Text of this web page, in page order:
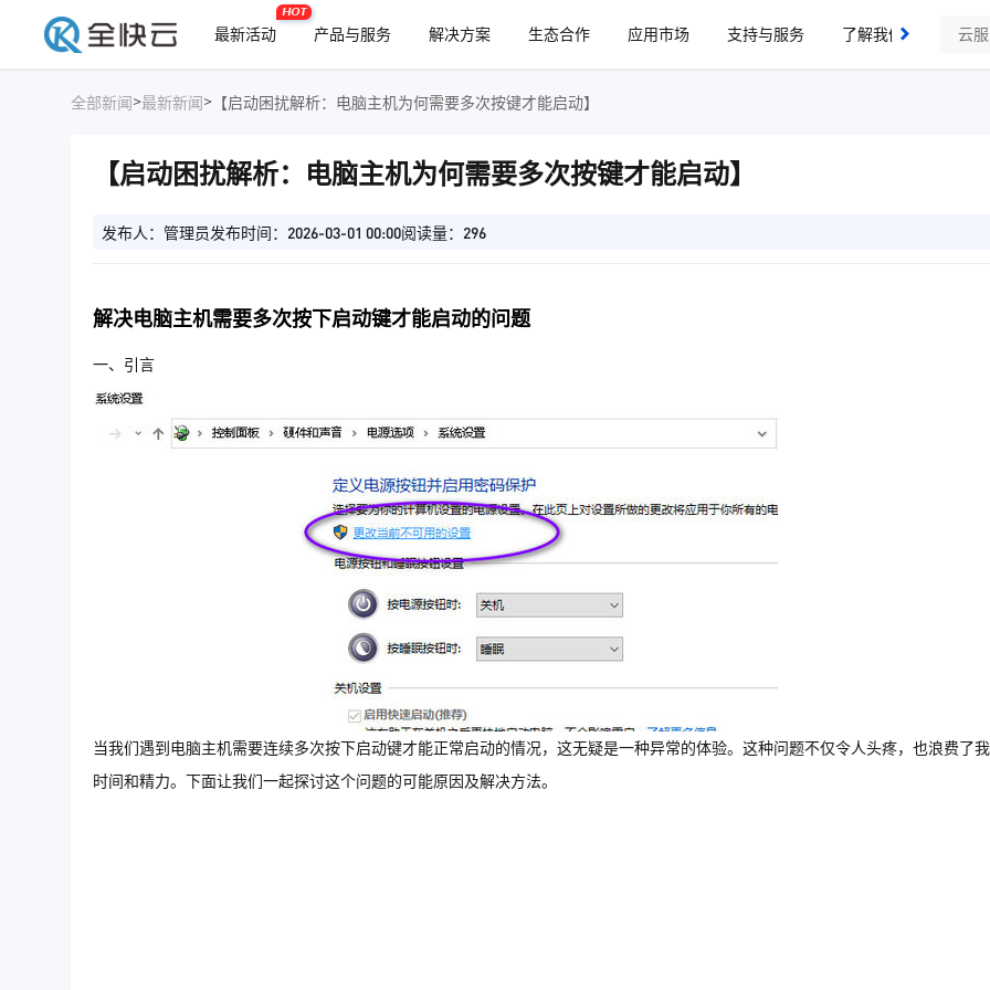
最新活动
HOT
产品与服务 解决方案 生态合作 应用市场 支持与服务 了解我们
全部新闻>最新新闻> 【启动困扰解析：电脑主机为何需要多次按键才能启动】
【启动困扰解析：电脑主机为何需要多次按键才能启动】
发布人：管理员发布时间：2026-03-01 00:00阅读量：296
解决电脑主机需要多次按下启动键才能启动的问题
一、引言
当我们遇到电脑主机需要连续多次按下启动键才能正常启动的情况，这无疑是一种异常的体验。这种问题不仅令人头疼，也浪费了
时间和精力。下面让我们一起探讨这个问题的可能原因及解决方法。